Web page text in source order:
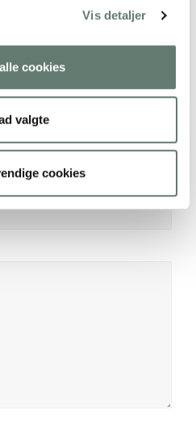
Vis detaljer
cookies
valgte
cookies
E-mail